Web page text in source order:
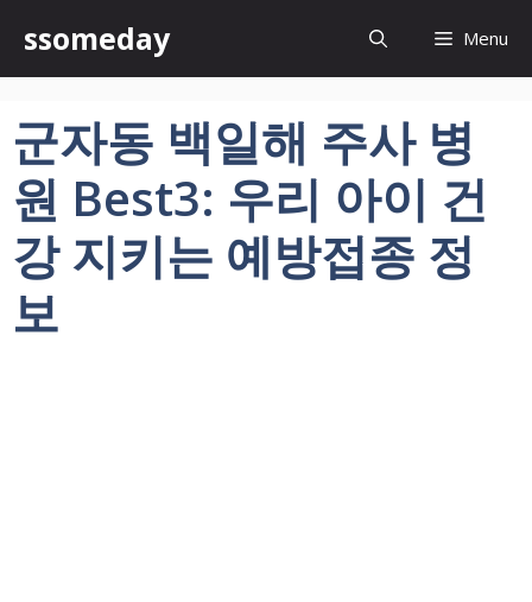
츠
건
뛰
ssomeday Menu
군자동 백일해 주사 병
원 Best3: 우리 아이 건
강 지키는 예방접종 정
보